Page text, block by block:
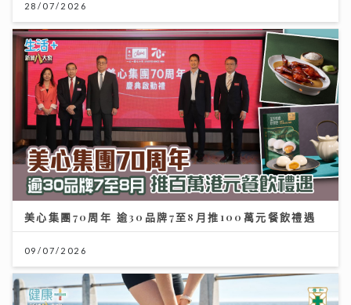
28/07/2026
美心集團70周年 逾30品牌7至8月推100萬元餐飲禮遇
09/07/2026